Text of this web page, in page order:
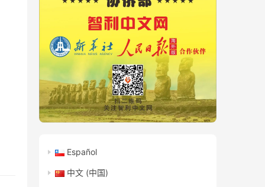
Español
中文 (中国)